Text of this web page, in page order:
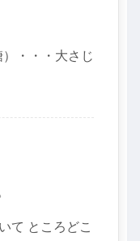
・・・大さじ
て ところどこ